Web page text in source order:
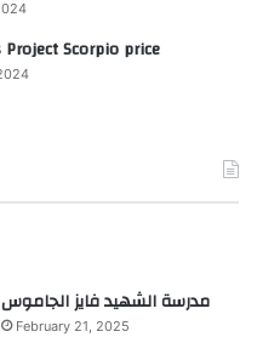
Scorpio price
مدرسة الشهيد فايز الجاموس
February 21, 2025